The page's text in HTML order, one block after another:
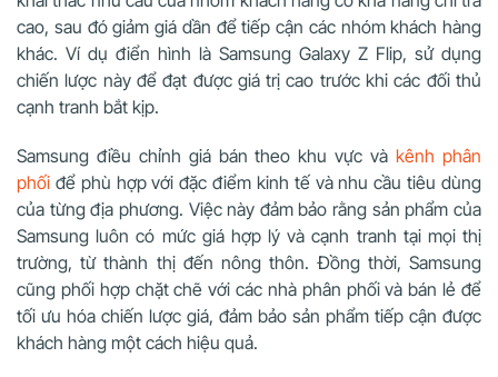
cao, sau đó giảm giá dần để tiếp cận các nhóm khách hàng
khác. Ví dụ điển hình là Samsung Galaxy Z Flip, sử dụng
chiến lược này để đạt được giá trị cao trước khi các đối thủ
cạnh tranh bắt kịp.
Samsung điều chỉnh giá bán theo khu vực vàkênh phân
phối để phù hợp với đặc điểm kinh tế và nhu cầu tiêu dùng
của từng địa phương. Việc này đảm bảo rằng sản phẩm của
Samsung luôn có mức giá hợp lý và cạnh tranh tại mọi thị
trường, từ thành thị đến nông thôn. Đồng thời, Samsung
cũng phối hợp chặt chẽ với các nhà phân phối và bán lẻ để
tối ưu hóa chiến lược giá, đảm bảo sản phẩm tiếp cận được
khách hàng một cách hiệu quả.